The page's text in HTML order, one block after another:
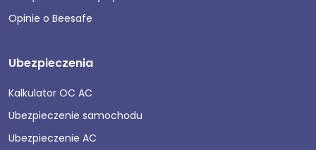
Opinie o Beesafe
Ubezpieczenia
Kalkulator OC AC
Ubezpieczenie samochodu
Ubezpieczenie AC